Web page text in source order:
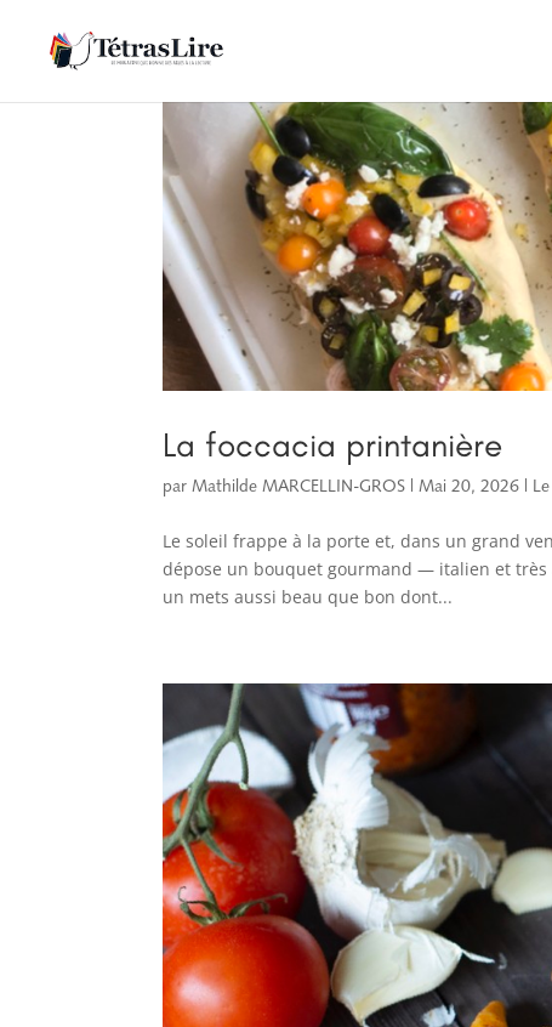
La foccacia printanière
parMathilde MARCELLIN-GROS |Mai 20, 2026
Le soleil frappe à la porte et, dans un grand
dépose un bouquet gourmand — italien et
un mets aussi beau que bon dont...